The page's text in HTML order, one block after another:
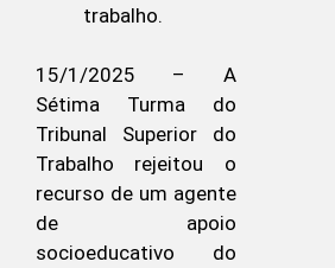
trabalho.
15/1/2025 – A
Sétima Turma do
Tribunal Superior do
Trabalho rejeitou o
recurso de um agente
de apoio
socioeducativo do